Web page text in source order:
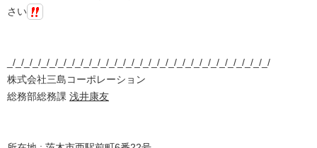
さい
_/_/_/_/_/_/_/_/_/_/_/_/_/_/_/_/_/_/_/_/_/_/_/_/_/_/_/_/_/_/_/
株式会社三島コーポレーション
総務部総務課 浅井康友